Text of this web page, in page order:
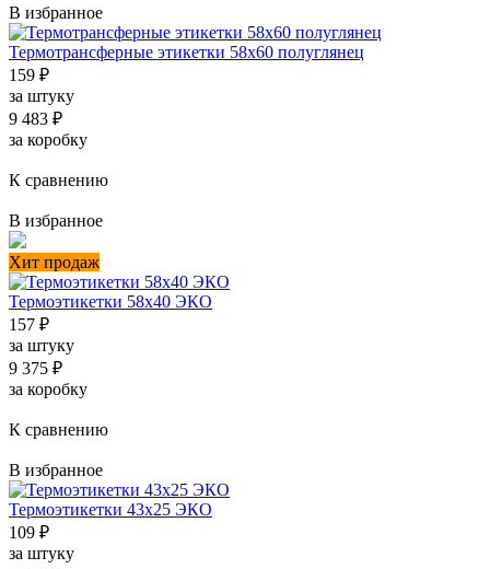
В избранное
Термотрансферные этикетки 58x60 полуглянец
159 ₽
за штуку
9 483 ₽
за коробку
К сравнению
В избранное
Хит продаж
Термоэтикетки 58x40 ЭКО
157 ₽
за штуку
9 375 ₽
за коробку
К сравнению
В избранное
Термоэтикетки 43x25 ЭКО
109 ₽
за штуку